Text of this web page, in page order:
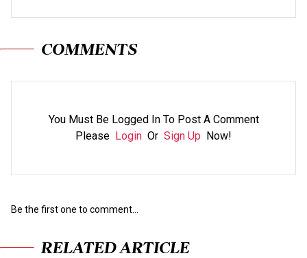
COMMENTS
You Must Be Logged In To Post A Comment
Please Login Or Sign Up Now!
Be the first one to comment...
RELATED ARTICLE